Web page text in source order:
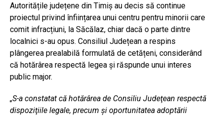
Autoritățile județene din Timiș au decis să continue
proiectul privind înființarea unui centru pentru minorii care
comit infracțiuni, la Săcălaz, chiar dacă o parte dintre
localnici s-au opus. Consiliul Județean a respins
plângerea prealabilă formulată de cetățeni, considerând
că hotărârea respectă legea și răspunde unui interes
public major.
„S-a constatat că hotărârea de Consiliu Judeţean respectă
dispoziţiile legale, precum şi oportunitatea adoptării